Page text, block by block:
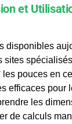
et
disponibles
sites
pouces en
efficaces pour
les
de calculs